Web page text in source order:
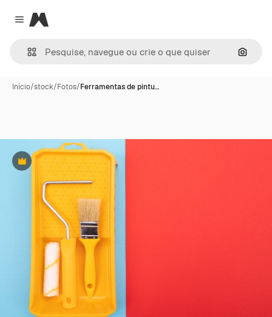
Close menu
Magnific
Início/stock/Fotos/Ferramentas de pintu…
Premium